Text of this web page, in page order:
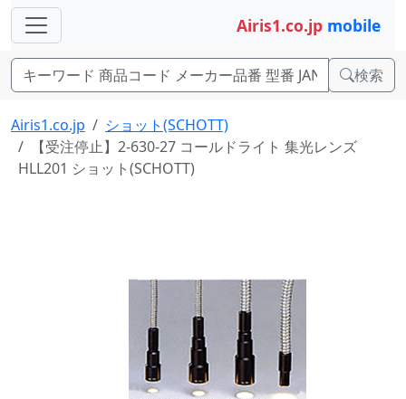
Airis1.co.jp mobile
検索
Airis1.co.jp
ショット(SCHOTT)
【受注停止】2-630-27 コールドライト 集光レンズ
HLL201 ショット(SCHOTT)